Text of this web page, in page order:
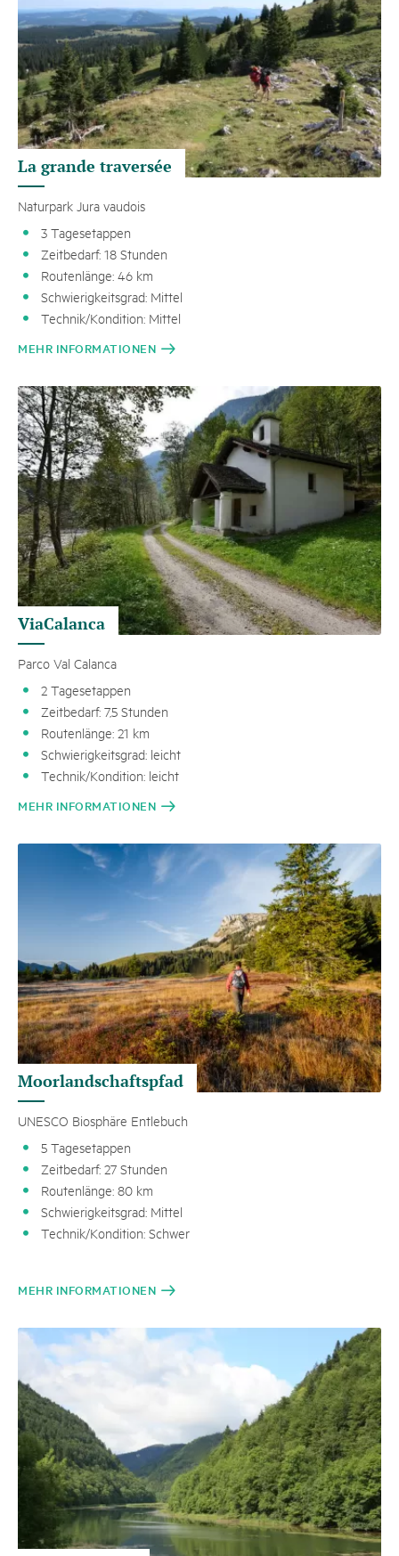
La grande traversée
Naturpark Jura vaudois
3 Tagesetappen
Zeitbedarf: 18 Stunden
Routenlänge: 46 km
Schwierigkeitsgrad: Mittel
Technik/Kondition: Mittel
MEHR INFORMATIONEN
ViaCalanca
Parco Val Calanca
2 Tagesetappen
Zeitbedarf: 7,5 Stunden
Routenlänge: 21 km
Schwierigkeitsgrad: leicht
Technik/Kondition: leicht
MEHR INFORMATIONEN
Moorlandschaftspfad
UNESCO Biosphäre Entlebuch
5 Tagesetappen
Zeitbedarf: 27 Stunden
Routenlänge: 80 km
Schwierigkeitsgrad: Mittel
Technik/Kondition: Schwer
MEHR INFORMATIONEN